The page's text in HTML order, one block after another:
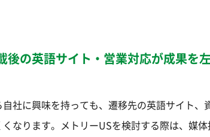
後の英語サイト・営業対応が成果を
社に興味を持っても、遷移先の英語サイト
なります。メトリーUSを検討する際は、媒